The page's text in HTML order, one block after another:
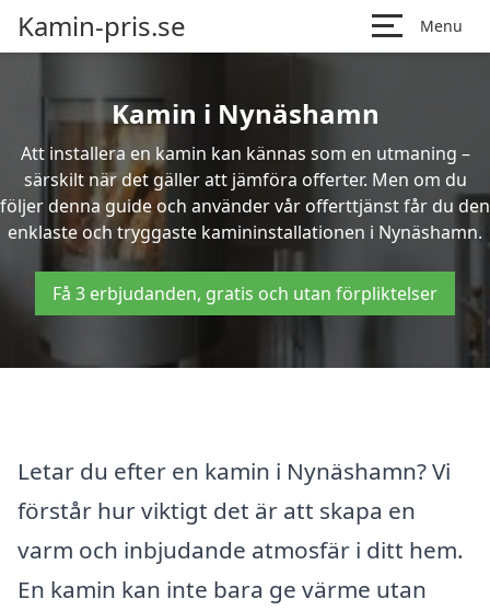
Kamin-pris.se Menu
Kamin i Nynäshamn
Att installera en kamin kan kännas som en utmaning –
särskilt när det gäller att jämföra offerter. Men om du
följer denna guide och använder vår offerttjänst får du den
enklaste och tryggaste kamininstallationen i Nynäshamn.
Få 3 erbjudanden, gratis och utan förpliktelser
Letar du efter en kamin i Nynäshamn? Vi
förstår hur viktigt det är att skapa en
varm och inbjudande atmosfär i ditt hem.
En kamin kan inte bara ge värme utan